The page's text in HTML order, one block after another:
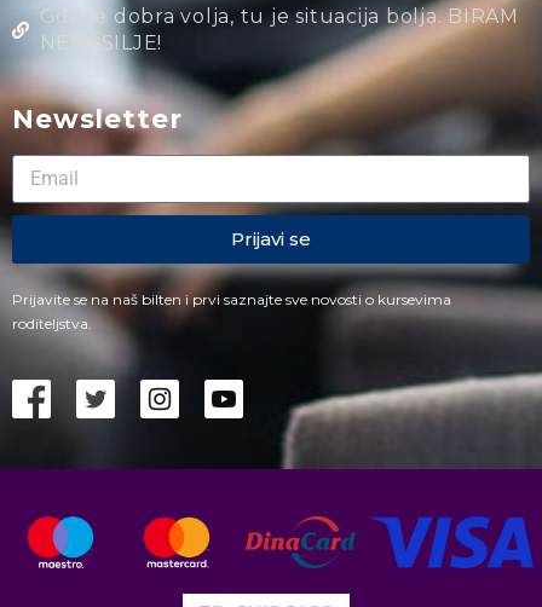
Gde je dobra volja, tu je situacija bolja. BIRAM
NENASILJE!
Newsletter
Prijavi se
Prijavite se na naš bilten i prvi saznajte sve novosti o kursevima
roditeljstva.